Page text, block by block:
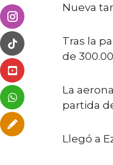
Nueva
Tras la
de
La
partida
Llegó a